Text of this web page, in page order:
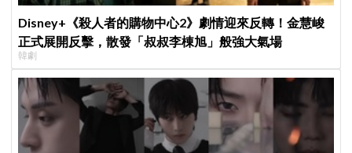
Disney+《殺人者的購物中心2》劇情迎來反轉！金慧峻
正式展開反擊，散發「叔叔李棟旭」般強大氣場
韓劇